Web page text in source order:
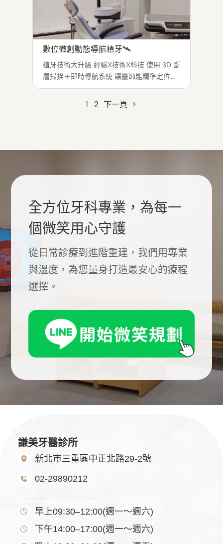
數位微創動態導航植牙🛰️
植牙技術大升級 經驗X技術X科技 使用 3D 斷
層掃描＋即時導航系統 讓醫師能精準定位植
體深度與角度 全程微創安全操作，減少術後
疼痛和腫脹 ※實際效果因人而異 不需翻瓣
精準避開神經與鼻竇（可大幅降低損傷風
1 2 下一頁
全方位牙科專業，為每一
個微笑用心守護
從日常診療到進階重建，我們用專業
與溫度，為您量身打造最安心的療程
選擇。
謙美牙醫診所
新北市三重區中正北路29-2號
02-29890212
早上09:30–12:00(週一～週六)
下午14:00–17:00(週一～週六)